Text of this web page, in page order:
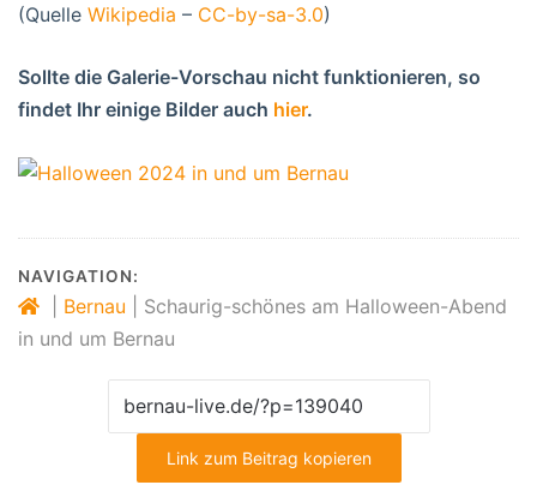
(Quelle Wikipedia – CC-by-sa-3.0)
Sollte die Galerie-Vorschau nicht funktionieren, so
findet Ihr einige Bilder auch hier.
NAVIGATION:
Bernau
Schaurig-schönes am Halloween-Abend
in und um Bernau
Link zum Beitrag kopieren